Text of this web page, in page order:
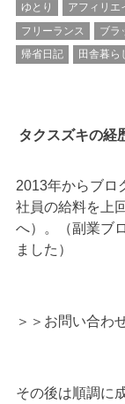
ゆとり
アフィリエ
フリーランス
ブラ
帰省日記
田舎暮ら
タクスズキの経
2013年からブロ
社員の給料を上
へ）。（副業ブ
ました）
＞＞ お問い合わ
その後は順調に